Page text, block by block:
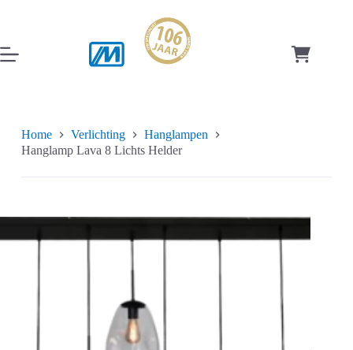
inhoud
Home Verlichting
Hanglampen
Hanglamp Lava 8 Lichts Helder